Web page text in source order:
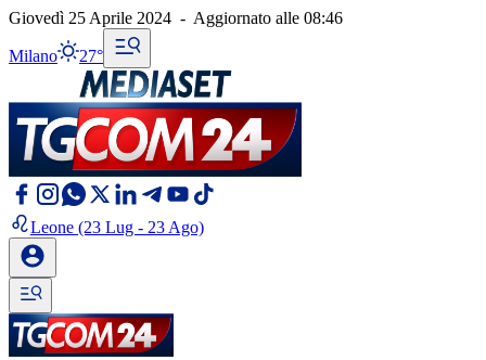
Giovedì 25 Aprile 2024 - Aggiornato alle 08:46
Milano 27°
Leone (23 Lug - 23 Ago)